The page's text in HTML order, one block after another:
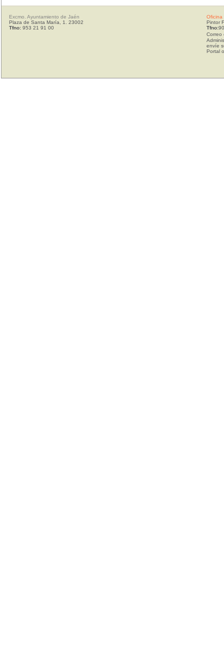
Excmo. Ayuntamiento de Jaén
Plaza de Santa María, 1. 23002
Tfno: 953 21 91 00
Oficina
Pintor
Tfno:
Correo
envíe
Portal